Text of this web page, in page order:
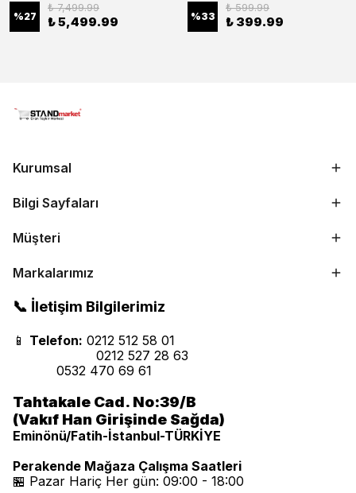
%27
₺ 7,499.99
₺ 5,499.99 %33
₺ 599.99
₺ 399.99
Kurumsal
Bilgi Sayfaları
Müşteri
Markalarımız
📞 İletişim Bilgilerimiz
📱 Telefon: 0212 512 58 01
0212 527 28 63
0532 470 69 61
Tahtakale Cad. No:39/B
(Vakıf Han Girişinde Sağda)
Eminönü/Fatih-İstanbul-TÜRKİYE
Perakende Mağaza Çalışma Saatleri
🏪 Pazar Hariç Her gün: 09:00 - 18:00